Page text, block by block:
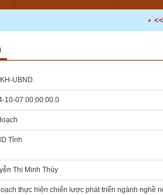
UBND
10-07 00:00:00.0
Tỉnh
Thị Minh Thúy
thực hiện chiến lược phát triển ngành nghề